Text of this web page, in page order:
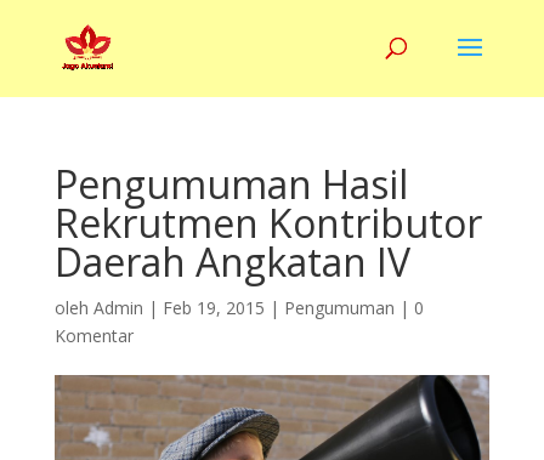
Pengumuman Hasil
Rekrutmen Kontributor
Daerah Angkatan IV
oleh Admin | Feb 19, 2015 | Pengumuman | 0
Komentar